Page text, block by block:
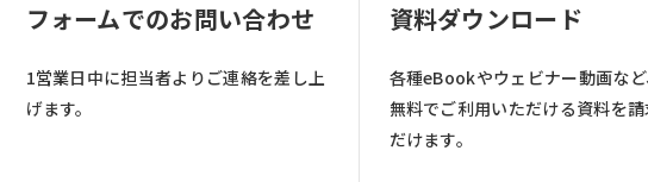
フォームでのお問い合わせ
1営業日中に担当者よりご連絡を差し上
げます。
資料ダウンロード
各種eBookやウェビナー動画など
無料でご利用いただける資料を
だけます。